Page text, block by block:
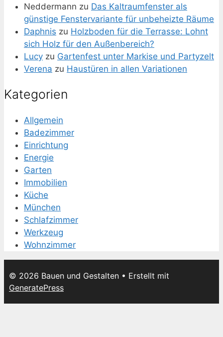
Neddermann zu Das Kaltraumfenster als
günstige Fenstervariante für unbeheizte Räume
Daphnis zu Holzboden für die Terrasse: Lohnt
sich Holz für den Außenbereich?
Lucy zu Gartenfest unter Markise und Partyzelt
Verena zu Haustüren in allen Variationen
Kategorien
Allgemein
Badezimmer
Einrichtung
Energie
Garten
Immobilien
Küche
München
Schlafzimmer
Werkzeug
Wohnzimmer
© 2026 Bauen und Gestalten • Erstellt mit
GeneratePress